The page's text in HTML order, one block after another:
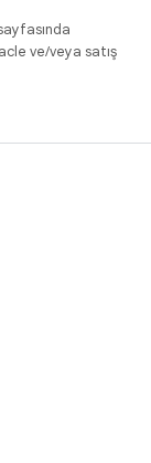
ve/veya satış